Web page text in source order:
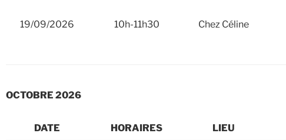
19/09/2026 10h-11h30 Chez Céline
OCTOBRE 2026
DATE HORAIRES LIEU